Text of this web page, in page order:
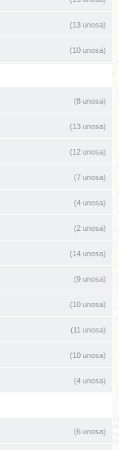
(13 unosa)
(10 unosa)
(8 unosa)
(13 unosa)
(12 unosa)
(7 unosa)
(4 unosa)
(2 unosa)
(14 unosa)
(9 unosa)
(10 unosa)
(11 unosa)
(10 unosa)
(4 unosa)
(6 unosa)